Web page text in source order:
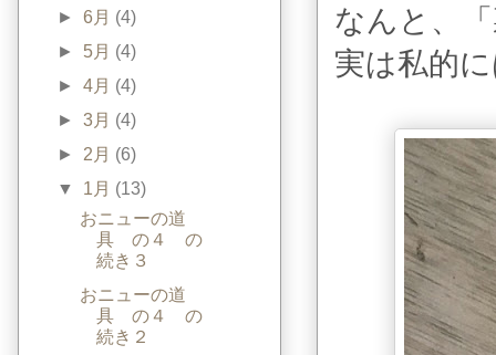
なんと、
実は私的
►6月 (4)
► 5月 (4)
►4月 (4)
►3月 (4)
► 2月 (6)
▼ 1月 (13)
おニューの道
具 の４ の
続き３
おニューの道
具 の４ の
続き２